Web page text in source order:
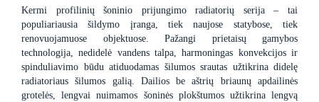
Kermi profilinių šoninio prijungimo radiatorių serija – tai
populiariausia šildymo įranga, tiek naujose statybose, tiek
renovuojamuose objektuose. Pažangi prietaisų gamybos
technologija, nedidelė vandens talpa, harmoningas konvekcijos ir
spinduliavimo būdu atiduodamas šilumos srautas užtikrina didelę
radiatoriaus šilumos galią. Dailios be aštrių briaunų apdailinės
grotelės, lengvai nuimamos šoninės plokštumos užtikrina lengvą